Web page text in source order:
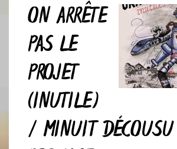
ON ARRÊTE
PAS LE
PROJET
(INUTILE)
/ MINUIT